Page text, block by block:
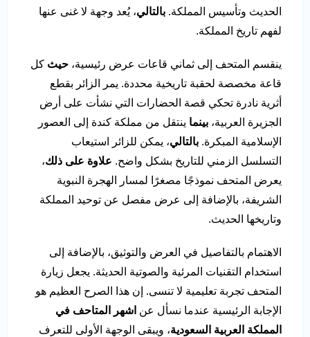
الحديث وتأسيس المملكة. بالتالي، يُعد وجهة لا غنى عنها
لفهم تاريخ المملكة.
ينقسم المتحف إلى ثماني قاعات عرض رئيسية، حيث كل
قاعة مخصصة لحقبة تاريخية محددة. يمر الزائر بقطع
أثرية نادرة تحكي قصة الحضارات التي نشأت على أرض
الجزيرة العربية، بينما ينتقل من مملكة كندة إلى العصور
الإسلامية المبكرة. بالتالي، يمكن للزائر استيعاب
التسلسل الزمني للتاريخ بشكل واضح. علاوة على ذلك،
يعرض المتحف نموذجًا مصغرًا لمسار الهجرة النبوية
الشريفة، بالإضافة إلى عرض مفصل عن توحيد المملكة
وتاريخها الحديث.
الاهتمام بالتفاصيل في العرض والتوثيق، بالإضافة إلى
استخدام التقنيات المرئية والصوتية الحديثة. يجعل زيارة
المتحف تجربة تعليمية لا تنسى. إن هذا الصرح العظيم هو
الإجابة الرئيسية عندما نسأل عن اشهر المتاحف في
المملكة العربية السعودية، ويبقى الوجهة الأولى للتعرف